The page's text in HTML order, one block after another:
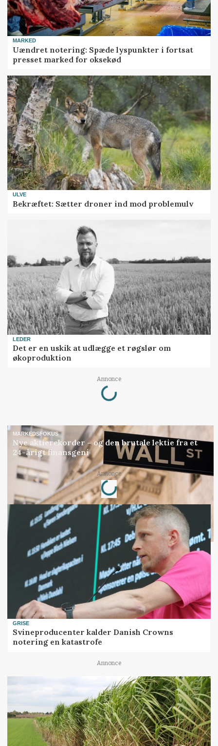
MARKED
Uændret notering: Spæde lyspunkter i fortsat
presset marked for oksekød
ULVE
Bekræftet: Sætter droner ind mod problemulv
LEDER
Det er en uskik at udlægge et røgslør om
økoproduktion
Annonce
Loading...
MARKEDSFOKUS
Nye aktierekorder – og den brutale lektie fra et
24-årigt finansgeni
Annonce
Loading...
GRISE
Svineproducenter kalder Danish Crowns
notering en katastrofe
Annonce